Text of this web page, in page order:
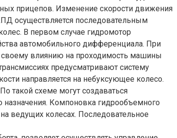
прицепов. Изменение скорости движения
осуществляется последовательным
В первом случае гидромотор
автомобильного дифференциала. При
своему влиянию на проходимость машины
предусматривают систему
направляется на небуксующее колесо.
такой схеме могут создаваться
Компоновка гидрообъемного
ведущих колесах. Последовательное